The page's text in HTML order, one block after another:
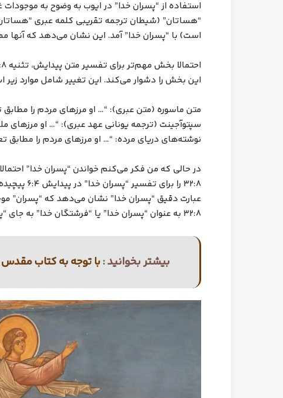
استفاده از “پسران خدا” در ایوب به وضوح به
“هساتان” (شیطان ترجمه تقریبی کلمه عبری
است) با “پسران خدا” آمد. این نشان می‌دهد که آنها
این بخش را دشوار می‌کند. این تغییر شامل موارد زیر
متن ماسوره (متن عبری): “… او مرزهای مردم را مطابق
سپتوآجینت (ترجمه یونانی عهد عبری): “… او مرزهای
نوشته‌های دریای مرده: “… او مرزهای مردم را مطابق
در حالی که من فکر می‌کنم خواندن “پسران خدا”
۳۲:۸ را
عبارت دقیق “پسران خدا” نشان می‌دهد که “پسران”
۳۲:۸ به عنوان “پسران خدا” یا “فرشتگان خدا” به جای “پسران اسرائیل” ترجمه شود.
بیشتر بخوانید :با توجه به کتاب